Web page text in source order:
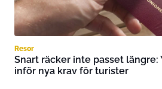
Resor
Snart räcker inte passet
inför nya krav för turister